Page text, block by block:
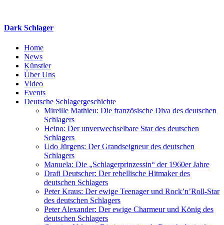
springen
Dark Schlager
Home
News
Künstler
Über Uns
Video
Events
Deutsche Schlagergeschichte
Mireille Mathieu: Die französische Diva des deutschen
Schlagers
Heino: Der unverwechselbare Star des deutschen
Schlagers
Udo Jürgens: Der Grandseigneur des deutschen
Schlagers
Manuela: Die „Schlagerprinzessin“ der 1960er Jahre
Drafi Deutscher: Der rebellische Hitmaker des
deutschen Schlagers
Peter Kraus: Der ewige Teenager und Rock’n’Roll-Star
des deutschen Schlagers
Peter Alexander: Der ewige Charmeur und König des
deutschen Schlagers